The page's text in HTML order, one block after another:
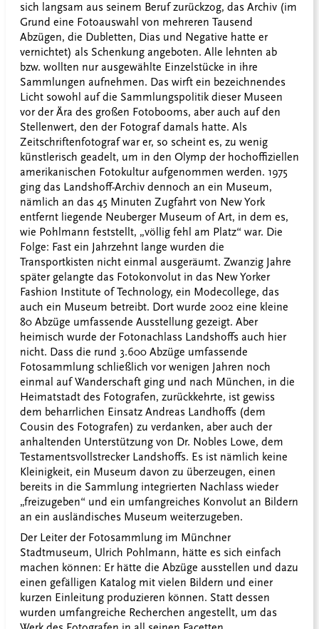
sich langsam aus seinem Beruf zurückzog, das Archiv (im
Grund eine Fotoauswahl von mehreren Tausend
Abzügen, die Dubletten, Dias und Negative hatte er
vernichtet) als Schenkung angeboten. Alle lehnten ab
bzw. wollten nur ausgewählte Einzelstücke in ihre
Sammlungen aufnehmen. Das wirft ein bezeichnendes
Licht sowohl auf die Sammlungspolitik dieser Museen
vor der Ära des großen Fotobooms, aber auch auf den
Stellenwert, den der Fotograf damals hatte. Als
Zeitschriftenfotograf war er, so scheint es, zu wenig
künstlerisch geadelt, um in den Olymp der hochoffiziellen
amerikanischen Fotokultur aufgenommen werden. 1975
ging das Landshoff-Archiv dennoch an ein Museum,
nämlich an das 45 Minuten Zugfahrt von New York
entfernt liegende Neuberger Museum of Art, in dem es,
wie Pohlmann feststellt, „völlig fehl am Platz“ war. Die
Folge: Fast ein Jahrzehnt lange wurden die
Transportkisten nicht einmal ausgeräumt. Zwanzig Jahre
später gelangte das Fotokonvolut in das New Yorker
Fashion Institute of Technology, ein Modecollege, das
auch ein Museum betreibt. Dort wurde 2002 eine kleine
80 Abzüge umfassende Ausstellung gezeigt. Aber
heimisch wurde der Fotonachlass Landshoffs auch hier
nicht. Dass die rund 3.600 Abzüge umfassende
Fotosammlung schließlich vor wenigen Jahren noch
einmal auf Wanderschaft ging und nach München, in die
Heimatstadt des Fotografen, zurückkehrte, ist gewiss
dem beharrlichen Einsatz Andreas Landhoffs (dem
Cousin des Fotografen) zu verdanken, aber auch der
anhaltenden Unterstützung von Dr. Nobles Lowe, dem
Testamentsvollstrecker Landshoffs. Es ist nämlich keine
Kleinigkeit, ein Museum davon zu überzeugen, einen
bereits in die Sammlung integrierten Nachlass wieder
„freizugeben“ und ein umfangreiches Konvolut an Bildern
an ein ausländisches Museum weiterzugeben.
Der Leiter der Fotosammlung im Münchner
Stadtmuseum, Ulrich Pohlmann, hätte es sich einfach
machen können: Er hätte die Abzüge ausstellen und dazu
einen gefälligen Katalog mit vielen Bildern und einer
kurzen Einleitung produzieren können. Statt dessen
wurden umfangreiche Recherchen angestellt, um das